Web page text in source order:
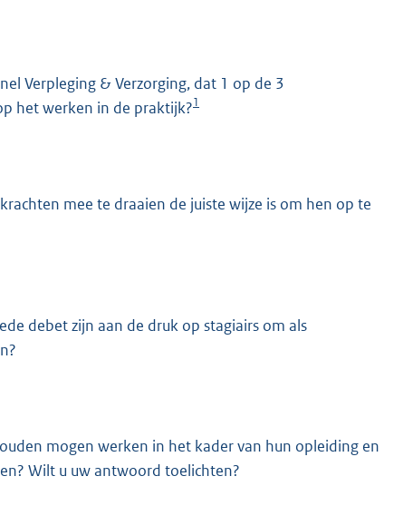
Verpleging & Verzorging, dat 1 op de 3
het werken in de praktijk?1
mee te draaien de juiste wijze is om hen op te
debet zijn aan de druk op stagiairs om als
mogen werken in het kader van hun opleiding en
Wilt u uw antwoord toelichten?